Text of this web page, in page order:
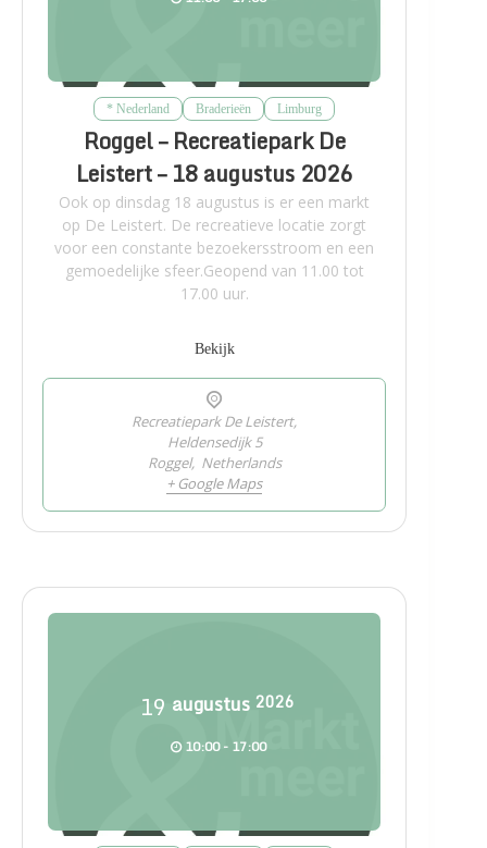
* Nederland Braderieën Limburg
Roggel – Recreatiepark De
Leistert – 18 augustus 2026
Ook op dinsdag 18 augustus is er een markt
op De Leistert. De recreatieve locatie zorgt
voor een constante bezoekersstroom en een
gemoedelijke sfeer.Geopend van 11.00 tot
17.00 uur.
Bekijk
Recreatiepark De Leistert,
Heldensedijk 5
Roggel, Netherlands
+ Google Maps
19 augustus 2026
10:00 - 17:00